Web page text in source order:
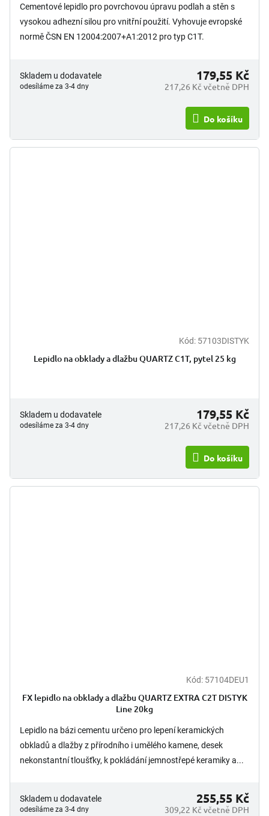
Cementové lepidlo pro povrchovou úpravu podlah a stěn s
vysokou adhezní silou pro vnitřní použití. Vyhovuje evropské
normě ČSN EN 12004:2007+A1:2012 pro typ C1T.
Skladem u dodavatele
odesíláme za 3-4 dny 217,26 Kč včetně DPH
179,55 Kč
Do košíku
Kód: 57103DISTYK
Lepidlo na obklady a dlažbu QUARTZ C1T, pytel 25 kg
Skladem u dodavatele
odesíláme za 3-4 dny 217,26 Kč včetně DPH
179,55 Kč
Do košíku
Kód: 57104DEU1
FX lepidlo na obklady a dlažbu QUARTZ EXTRA C2T DISTYK
Line 20kg
Lepidlo na bázi cementu určeno pro lepení keramických
obkladů a dlažby z přírodního i umělého kamene, desek
nekonstantní tloušťky, k pokládání jemnostřepé keramiky a...
Skladem u dodavatele
odesíláme za 3-4 dny 309,22 Kč včetně DPH
255,55 Kč